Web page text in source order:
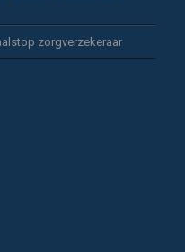
zorgverzekeraar